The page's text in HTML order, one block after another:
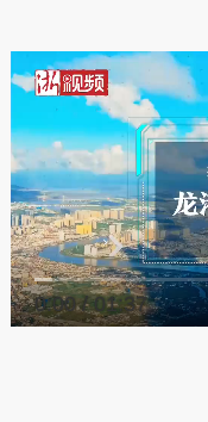
0:00/01:37